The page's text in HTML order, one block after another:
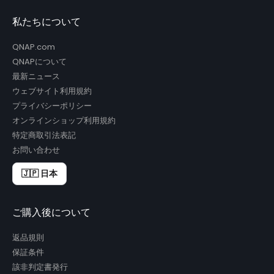
私たちについて
QNAP.com
QNAPについて
最新ニュース
ウェブサイト利用規約
プライバシーポリシー
オンラインショップ利用規約
特定商取引法表記
お問い合わせ
🇯🇵 日本
ご購入後について
返品規則
保証条件
該非判定書発行